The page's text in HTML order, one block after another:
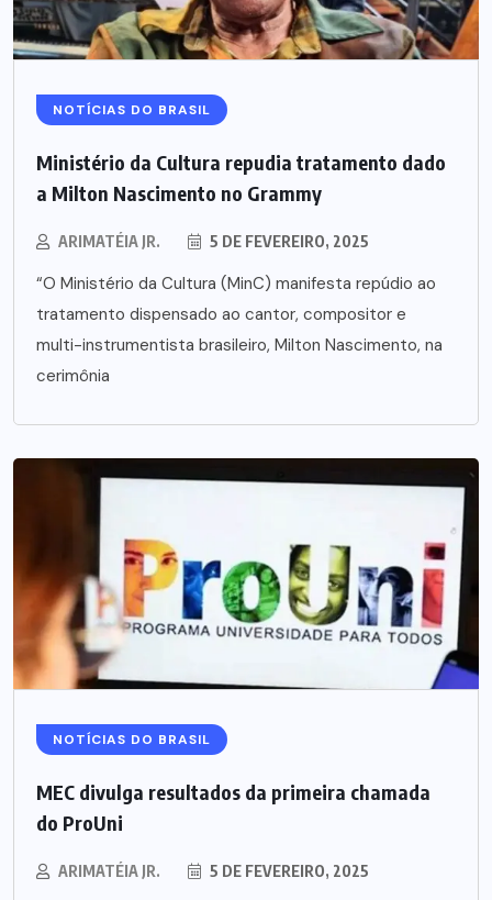
NOTÍCIAS DO BRASIL
Ministério da Cultura repudia tratamento dado
a Milton Nascimento no Grammy
ARIMATÉIA JR. 5 DE FEVEREIRO, 2025
“O Ministério da Cultura (MinC) manifesta repúdio ao
tratamento dispensado ao cantor, compositor e
multi-instrumentista brasileiro, Milton Nascimento, na
cerimônia
NOTÍCIAS DO BRASIL
MEC divulga resultados da primeira chamada
do ProUni
ARIMATÉIA JR. 5 DE FEVEREIRO, 2025